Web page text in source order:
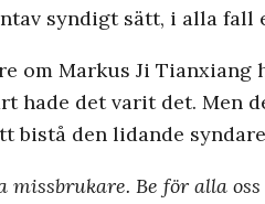
syndigt sätt, i alla
om Markus Ji
hade det varit det. Men
bistå den lidande
missbrukare. Be för alla